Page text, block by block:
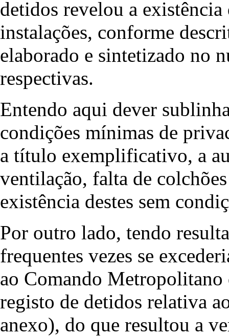
detidos revelou a
instalações, conforme
elaborado e sintetizado no
respectivas.
Entendo aqui dever
condições mínimas de
a título exemplificativo, a
ventilação, falta de
existência destes sem
Por outro lado, tendo
frequentes vezes se
ao Comando Metropolitano
registo de detidos relativa
anexo), do que resultou a